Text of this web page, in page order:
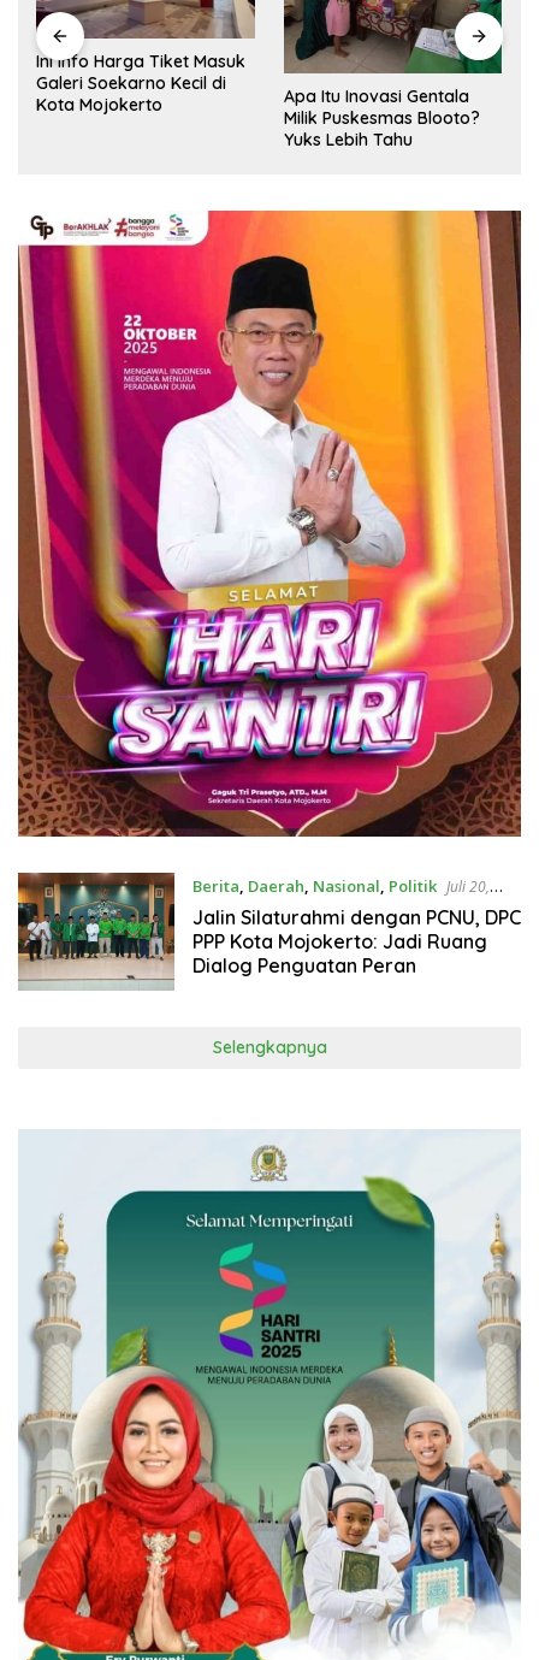
Ini Info Harga Tiket Masuk
Galeri Soekarno Kecil di
Kota Mojokerto
Apa Itu Inovasi Gentala
Milik Puskesmas Blooto?
Yuks Lebih Tahu
Berita, Daerah, Nasional, Politik Juli 20,
2026
Jalin Silaturahmi dengan PCNU, DPC
PPP Kota Mojokerto: Jadi Ruang
Dialog Penguatan Peran
Selengkapnya